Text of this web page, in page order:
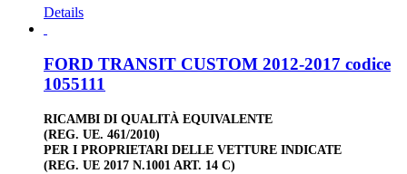
Details
FORD TRANSIT CUSTOM 2012-2017 codice
1055111
RICAMBI DI QUALITÀ EQUIVALENTE
(REG. UE. 461/2010)
PER I PROPRIETARI DELLE VETTURE INDICATE
(REG. UE 2017 N.1001 ART. 14 C)